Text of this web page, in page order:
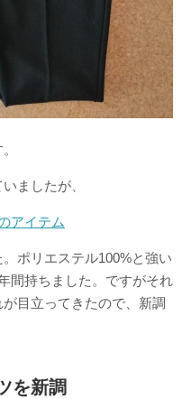
ましたが、
アイテム
ポリエステル100%と強い
間持ちました。ですがそれ
目立ってきたので、新調
を新調